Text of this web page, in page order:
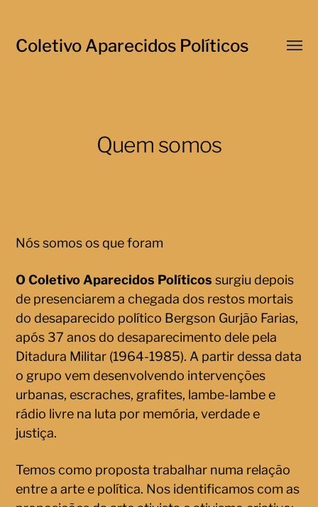
Coletivo Aparecidos Políticos
Menu
Quem somos
Nós somos os que foram
O Coletivo Aparecidos Políticos surgiu depois
de presenciarem a chegada dos restos mortais
do desaparecido político Bergson Gurjão Farias,
após 37 anos do desaparecimento dele pela
Ditadura Militar (1964-1985). A partir dessa data
o grupo vem desenvolvendo intervenções
urbanas, escraches, grafites, lambe-lambe e
rádio livre na luta por memória, verdade e
justiça.
Temos como proposta trabalhar numa relação
entre a arte e política. Nos identificamos com as